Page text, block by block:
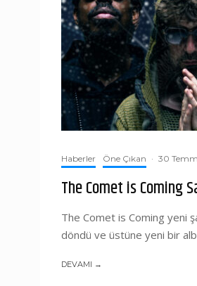
Haberler Öne Çıkan · 30
The Comet is Coming
The Comet is Coming yeni
döndü ve üstüne yeni bir
DEVAMI →